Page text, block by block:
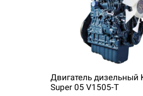
Двигатель дизельный
Super 05 V1505-T